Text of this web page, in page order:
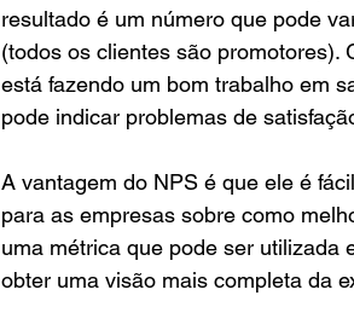
resultado é um número que pode
(todos os clientes são promotores).
está fazendo um bom trabalho em
pode indicar problemas de
A vantagem do NPS é que ele é
para as empresas sobre como
uma métrica que pode ser utilizada
obter uma visão mais completa da